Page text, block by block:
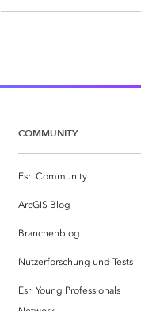
COMMUNITY
Esri Community
ArcGIS Blog
Branchenblog
Nutzerforschung und Tests
Esri Young Professionals